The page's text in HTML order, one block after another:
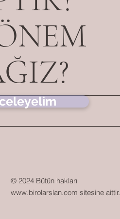
© 2024 Bütün hakları
www.birolarslan.com sitesine aittir.